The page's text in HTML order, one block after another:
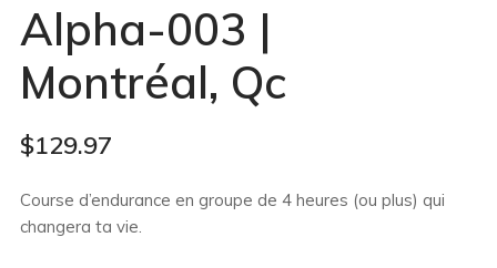
Alpha-003 |
Montréal, Qc
$129.97
Course d’endurance en groupe de 4 heures (ou plus) qui
changera ta vie.